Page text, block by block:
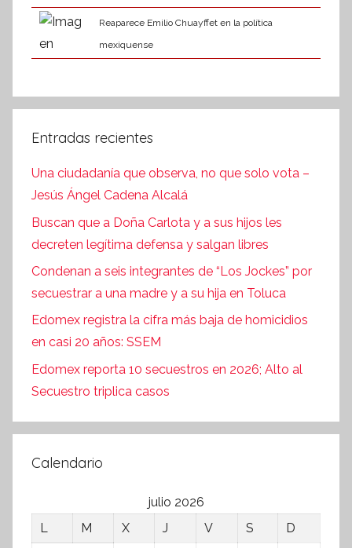
Reaparece Emilio Chuayffet en la política
mexiquense
Entradas recientes
Una ciudadanía que observa, no que solo vota –
Jesús Ángel Cadena Alcalá
Buscan que a Doña Carlota y a sus hijos les
decreten legítima defensa y salgan libres
Condenan a seis integrantes de “Los Jockes” por
secuestrar a una madre y a su hija en Toluca
Edomex registra la cifra más baja de homicidios
en casi 20 años: SSEM
Edomex reporta 10 secuestros en 2026; Alto al
Secuestro triplica casos
Calendario
julio 2026
L
M X J V S
D